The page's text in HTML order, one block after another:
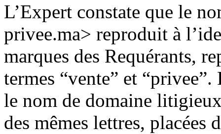
L’Expert constate que le
privee.ma> reproduit à
marques des Requérants,
termes “vente” et
le nom de domaine
des mêmes lettres, placées